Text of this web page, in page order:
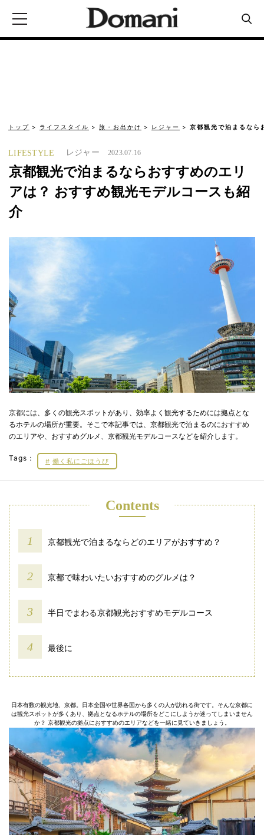
トップ ライフスタイル 旅・お出かけ レジャー 京都観光で泊まるなら
LIFESTYLE レジャー 2023.07.16
京都観光で泊まるならおすすめのエリ
アは？ おすすめ観光モデルコースも紹
介
京都には、多くの観光スポットがあり、効率よく観光するためには拠点とな
るホテルの場所が重要。そこで本記事では、京都観光で泊まるのにおすすめ
のエリアや、おすすめグルメ、京都観光モデルコースなどを紹介します。
Tags： 働く私にごほうび
Contents
京都観光で泊まるならどのエリアがおすすめ？
京都で味わいたいおすすめのグルメは？
半日でまわる京都観光おすすめモデルコース
最後に
日本有数の観光地、京都。日本全国や世界各国から多くの人が訪れる街です。そんな京都に
は観光スポットが多くあり、拠点となるホテルの場所をどこにしようか迷ってしまいません
か？ 京都観光の拠点におすすめのエリアなどを一緒に見ていきましょう。